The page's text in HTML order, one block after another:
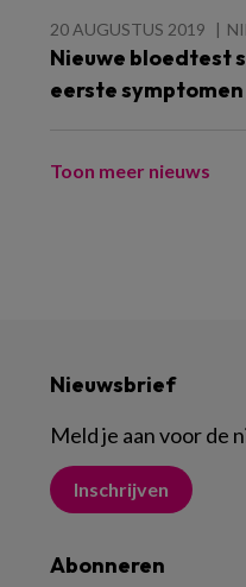
20 AUGUSTUS 2019
Nieuwe bloedtest
eerste
Toon meer nieuws
Nieuwsbrief
Meld je aan voor de
Inschrijven
Abonneren